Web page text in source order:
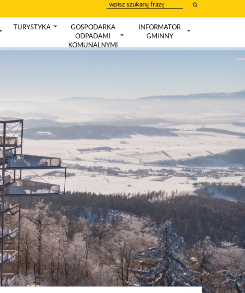
wpisz
szukany
tekst
TURYSTYKA
GOSPODARKA
ODPADAMI
KOMUNALNYMI
INFORMATOR
GMINNY